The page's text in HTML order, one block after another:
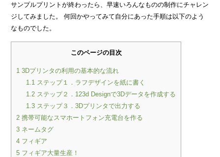
サンプルプリントが終わったら、早速いろんなものの制作にチャレン
ジしてみました。 何回かやってみて自分にあった手順は以下のよう
なものでした。
このページの目次
1 3Dプリンタの利用の基本的な流れ
1.1 ステップ１．ラフデザインを紙に書く
1.2ステップ２．123d Designで3Dデータを作成する
1.3ステップ３．3Dプリンタで出力する
2 携帯可能なスマホートフォン充電台を作る
3 ネームタグ
4 フィギア
5 フィギア大量生産！